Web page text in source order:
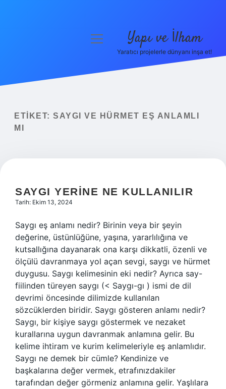
Yasal Uyarı
menüyü
Yapı ve İlham
Yaratıcı projelerle dünyanı inşa et!
ETIKET: SAYGI VE HÜRMET EŞ ANLAMLI
MI
SAYGI YERINE NE KULLANILIR
Tarih: Ekim 13, 2024
Saygı eş anlamı nedir? Birinin veya bir şeyin
değerine, üstünlüğüne, yaşına, yararlılığına ve
kutsallığına dayanarak ona karşı dikkatli, özenli ve
ölçülü davranmaya yol açan sevgi, saygı ve hürmet
duygusu. Saygı kelimesinin eki nedir? Ayrıca say-
fiilinden türeyen saygı (< Saygı-gı ) ismi de dil
devrimi öncesinde dilimizde kullanılan
sözcüklerden biridir. Saygı gösteren anlamı nedir?
Saygı, bir kişiye saygı göstermek ve nezaket
kurallarına uygun davranmak anlamına gelir. Bu
kelime ihtiram ve kurim kelimeleriyle eş anlamlıdır.
Saygı ne demek bir cümle? Kendinize ve
başkalarına değer vermek, etrafınızdakiler
tarafından değer görmeniz anlamına gelir. Yaşlılara